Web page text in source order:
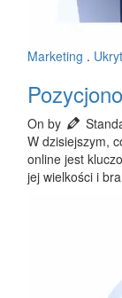
Marketing .
On by
W dzisiejszym,
online jest
jej wielkości i